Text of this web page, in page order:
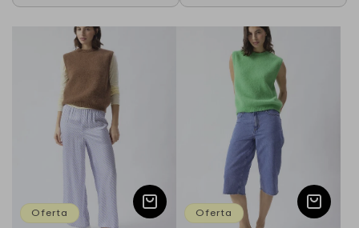
Oferta Oferta